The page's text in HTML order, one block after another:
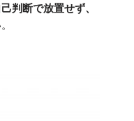
判断で放置せず、